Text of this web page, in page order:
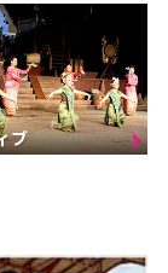
ブ